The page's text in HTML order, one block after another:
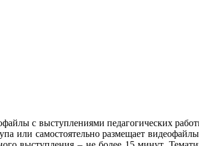
с выступлениями педагогических
или самостоятельно размещает